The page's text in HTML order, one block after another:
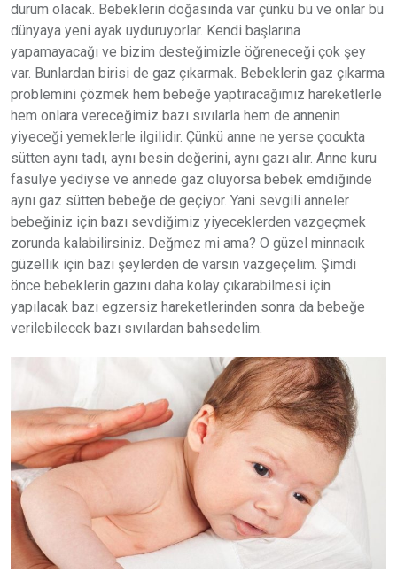
durum olacak. Bebeklerin doğasında var çünkü bu ve onlar bu
dünyaya yeni ayak uyduruyorlar. Kendi başlarına
yapamayacağı ve bizim desteğimizle öğreneceği çok şey
var. Bunlardan birisi de gaz çıkarmak. Bebeklerin gaz çıkarma
problemini çözmek hem bebeğe yaptıracağımız hareketlerle
hem onlara vereceğimiz bazı sıvılarla hem de annenin
yiyeceği yemeklerle ilgilidir. Çünkü anne ne yerse çocukta
sütten aynı tadı, aynı besin değerini, aynı gazı alır. Anne kuru
fasulye yediyse ve annede gaz oluyorsa bebek emdiğinde
aynı gaz sütten bebeğe de geçiyor. Yani sevgili anneler
bebeğiniz için bazı sevdiğimiz yiyeceklerden vazgeçmek
zorunda kalabilirsiniz. Değmez mi ama? O güzel minnacık
güzellik için bazı şeylerden de varsın vazgeçelim. Şimdi
önce bebeklerin gazını daha kolay çıkarabilmesi için
yapılacak bazı egzersiz hareketlerinden sonra da bebeğe
verilebilecek bazı sıvılardan bahsedelim.